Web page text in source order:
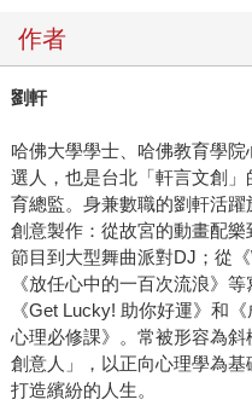
作者
劉軒
哈佛大學學士、哈佛教育學
選人，也是台北「軒言文創
育總監。身兼數職的劉軒活
創意製作：從故宮的動畫配
節目到大型舞曲派對DJ；從
《放任心中的一百次流浪》
《Get Lucky! 助你好運》和
心理必修課》。常被形容為
創意人」，以正向心理學為
打造繽紛的人生。